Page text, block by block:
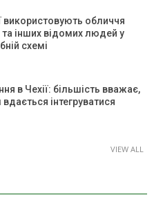
використовують обличчя
інших відомих людей у
схемі
в Чехії: більшість вважає,
інтегруватися
VIEW ALL